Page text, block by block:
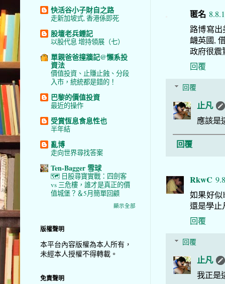
匿名
路博寫
衊英國,
政府很震
回覆
回覆
止凡
應該是
回覆
RkwC
如果好似
還是學止
回覆
回覆
止凡
我正是
快活谷小子財自之路
走新加坡式, 香港係即死
股壇老兵鍾記
以股代息 增持領展（七）
單親爸爸撞牆記@懶系投
資法
價值投資、止賺止蝕、分段
入市，統統都是錯的！
巴黎的價值投資
最近的操作
受賞恆息食息性也
半年結
亂博
走向世界尋找答案
Ten-Bagger 雪球
🗺️ 日股尋寶實戰：四劍客
vs 三危樓，誰才是真正的價
值城堡？＆5月簡單回顧
顯示全部
版權聲明
本平台內容版權為本人所有，
未經本人授權不得轉載。
免責聲明